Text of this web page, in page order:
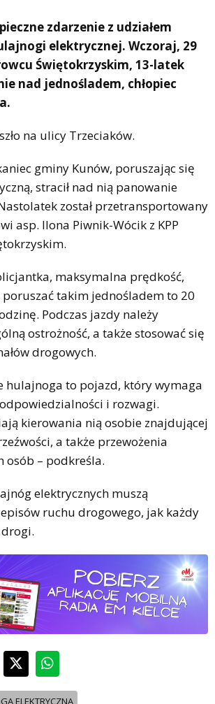
zdarzenie z udziałem
elektrycznej. Wczoraj, 29
Świętokrzyskim, 13-latek
nad jednośladem, chłopiec
na ulicy Trzeciaków.
gminy Kunów, poruszając się
stracił nad nią panowanie
został przetransportowany
asp. Ilona Piwnik-Wócik z KPP
maksymalna prędkość,
poruszać takim jednośladem to 20
Podczas jazdy należy
ostrożność, a także stosować się
drogowych.
hulajnoga to pojazd, który wymaga
i rozwagi.
kierowania nią osobie znajdującej
a także przewożenia
osób – podkreśla.
elektrycznych muszą
ruchu drogowego, jak każdy